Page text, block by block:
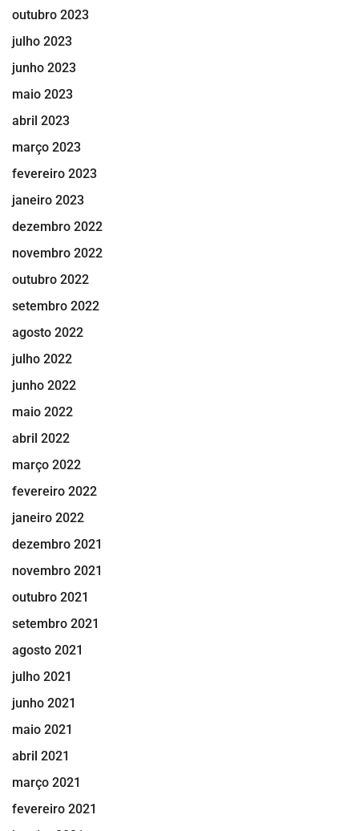
outubro 2023
julho 2023
junho 2023
maio 2023
abril 2023
março 2023
fevereiro 2023
janeiro 2023
dezembro 2022
novembro 2022
outubro 2022
setembro 2022
agosto 2022
julho 2022
junho 2022
maio 2022
abril 2022
março 2022
fevereiro 2022
janeiro 2022
dezembro 2021
novembro 2021
outubro 2021
setembro 2021
agosto 2021
julho 2021
junho 2021
maio 2021
abril 2021
março 2021
fevereiro 2021